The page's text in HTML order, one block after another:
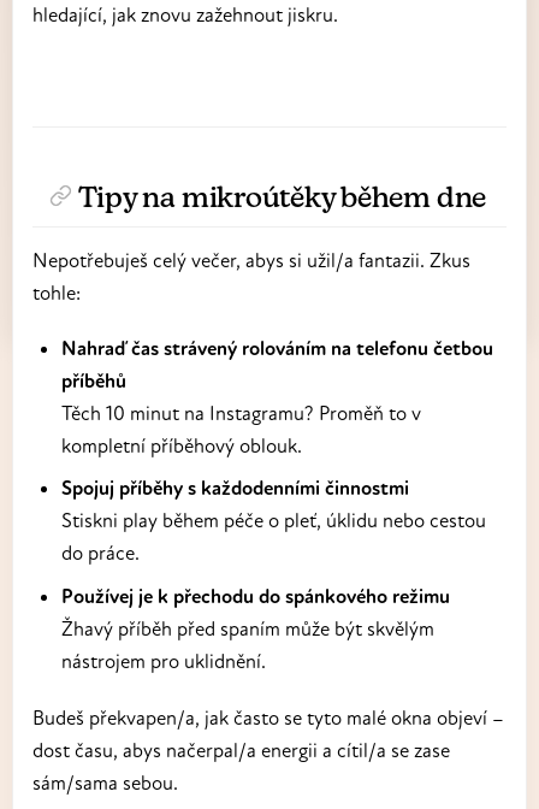
hledající, jak znovu zažehnout jiskru.
Tipy na mikroútěky během dne
Nepotřebuješ celý večer, abys si užil/a fantazii. Zkus
tohle:
Nahraď čas strávený rolováním na telefonu četbou
příběhů
Těch 10 minut na Instagramu? Proměň to v
kompletní příběhový oblouk.
Spojuj příběhy s každodenními činnostmi
Stiskni play během péče o pleť, úklidu nebo cestou
do práce.
Používej je k přechodu do spánkového režimu
Žhavý příběh před spaním může být skvělým
nástrojem pro uklidnění.
Budeš překvapen/a, jak často se tyto malé okna objeví –
dost času, abys načerpal/a energii a cítil/a se zase
sám/sama sebou.